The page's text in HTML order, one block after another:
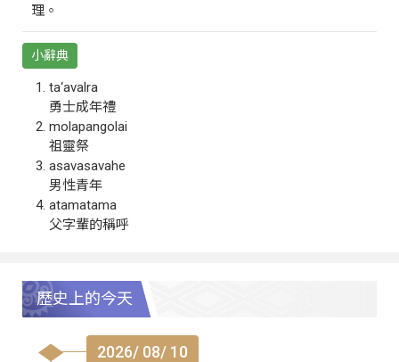
理。
小辭典
ta‘avalra
勇士成年禮
molapangolai
祖靈祭
asavasavahe
男性青年
atamatama
父字輩的稱呼
歷史上的今天
2026/ 08/ 10